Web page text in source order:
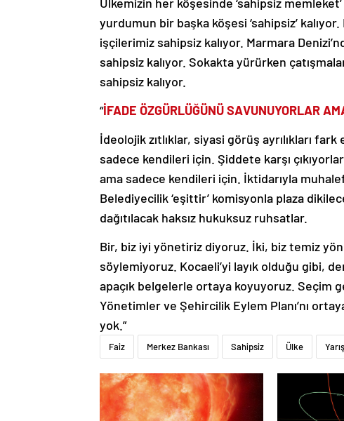
yurdumun bir başka köşesi ‘sahipsiz’
işçilerimiz sahipsiz kalıyor. Marmara
sahipsiz kalıyor. Sokakta yürürken
sahipsiz kalıyor.
“İFADE ÖZGÜRLÜĞÜNÜ SAVUNUYORLAR
İdeolojik zıtlıklar, siyasi görüş ayrılıkları
sadece kendileri için. Şiddete karşı
ama sadece kendileri için. İktidarıyla
Belediyecilik ‘eşittir’ komisyonla plaza
dağıtılacak haksız hukuksuz ruhsatlar.
Bir, biz iyi yönetiriz diyoruz. İki, biz temiz
söylemiyoruz. Kocaeli’yi layık olduğu gibi,
apaçık belgelerle ortaya koyuyoruz. Seçim
Yönetimler ve Şehircilik Eylem Planı’nı
yok.”
Faiz Merkez Bankası Sahipsiz Ülke